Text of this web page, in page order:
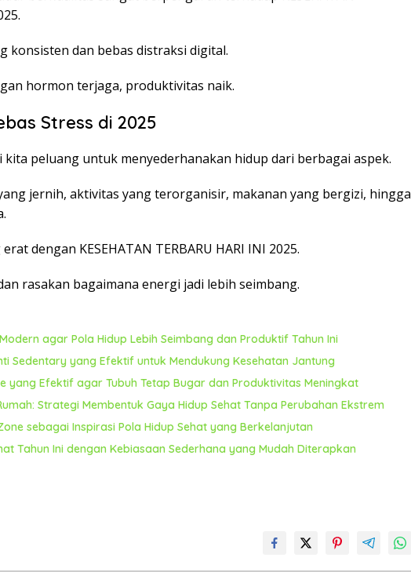
konsisten dan bebas distraksi digital.
hormon terjaga, produktivitas naik.
Stress di 2025
kita peluang untuk menyederhanakan hidup dari berbagai aspek.
jernih, aktivitas yang terorganisir, makanan yang bergizi, hingga
dengan KESEHATAN TERBARU HARI INI 2025.
rasakan bagaimana energi jadi lebih seimbang.
agar Pola Hidup Lebih Seimbang dan Produktif Tahun Ini
Sedentary yang Efektif untuk Mendukung Kesehatan Jantung
yang Efektif agar Tubuh Tetap Bugar dan Produktivitas Meningkat
Strategi Membentuk Gaya Hidup Sehat Tanpa Perubahan Ekstrem
sebagai Inspirasi Pola Hidup Sehat yang Berkelanjutan
Tahun Ini dengan Kebiasaan Sederhana yang Mudah Diterapkan